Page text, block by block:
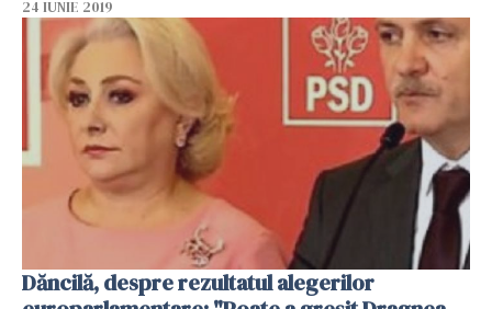
24 IUNIE 2019
Dăncilă, despre rezultatul alegerilor